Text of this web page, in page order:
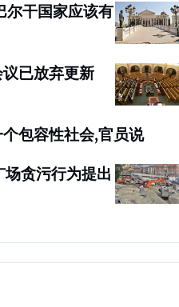
尔干国家应该有
已放弃更新
包容性社会,官员说
场贪污行为提出